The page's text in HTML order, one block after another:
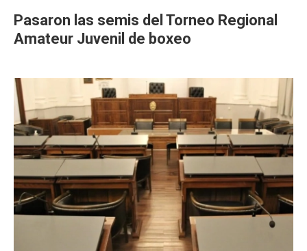
Pasaron las semis del Torneo Regional
Amateur Juvenil de boxeo